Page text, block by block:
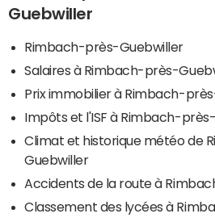
Guebwiller
Rimbach-près-Guebwiller
Salaires à Rimbach-près-
Prix immobilier à Rimbach-
Impôts et l'ISF à Rimbach-
Climat et historique météo de
Guebwiller
Accidents de la route à
Classement des lycées à